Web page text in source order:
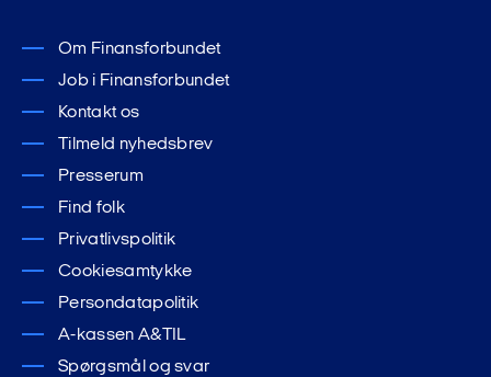
Om Finansforbundet
Job i Finansforbundet
Kontakt os
Tilmeld nyhedsbrev
Presserum
Find folk
Privatlivspolitik
Cookiesamtykke
Persondatapolitik
A-kassen A&TIL
Spørgsmål og svar